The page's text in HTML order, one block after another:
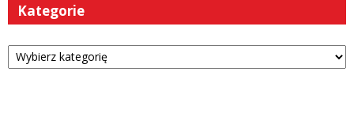
Kategorie
Kategorie